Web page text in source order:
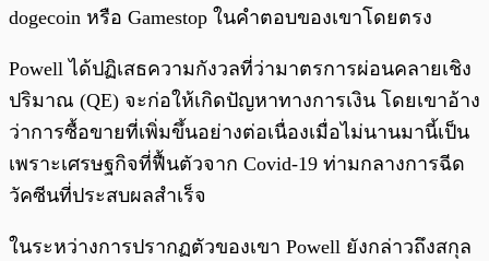
dogecoin หรือ Gamestop ในคำตอบของเขาโดยตรง
Powell ได้ปฏิเสธความกังวลที่ว่ามาตรการผ่อนคลายเชิง
ปริมาณ (QE) จะก่อให้เกิดปัญหาทางการเงิน โดยเขาอ้าง
ว่าการซื้อขายที่เพิ่มขึ้นอย่างต่อเนื่องเมื่อไม่นานมานี้เป็น
เพราะเศรษฐกิจที่ฟื้นตัวจาก Covid-19 ท่ามกลางการฉีด
วัคซีนที่ประสบผลสำเร็จ
ในระหว่างการปรากฏตัวของเขา Powell ยังกล่าวถึงสกุล